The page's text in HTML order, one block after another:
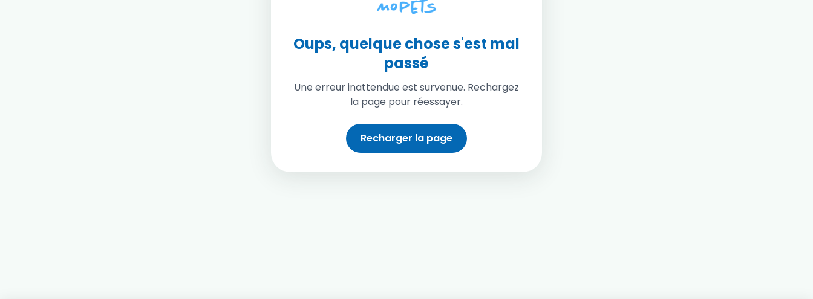
Oups, quelque chose s'est mal
passé
Une erreur inattendue est survenue. Rechargez
la page pour réessayer.
Recharger la page